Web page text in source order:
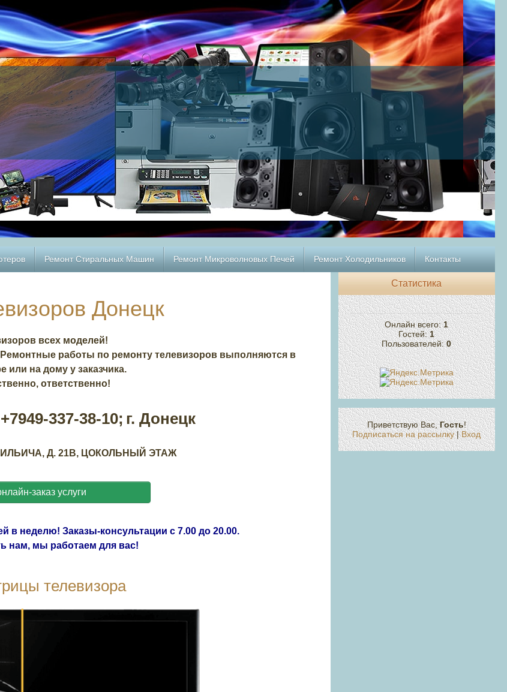
Ремонт Стиральных Машин Ремонт Микроволновых Печей Ремонт Холодильников Контакты
Донецк
всех моделей!
работы по ремонту телевизоров выполняются в
или на дому у заказчика.
ответственно!
+7949-337-38-10; г. Донецк
Д. 21В, ЦОКОЛЬНЫЙ ЭТАЖ
заказ услуги
в неделю! Заказы-консультации с 7.00 до 20.00.
нам, мы работаем для вас!
телевизора
Статистика
Онлайн всего:1
Гостей:1
Пользователей:0
Приветствую Вас,Гость!
Подписаться на рассылку|Вход